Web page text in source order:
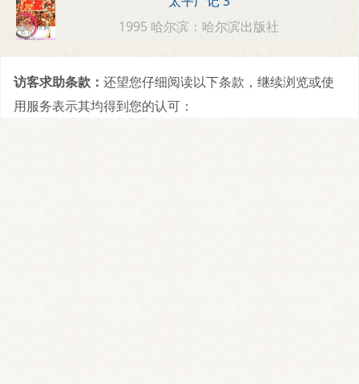
1995 哈尔滨：哈尔滨出版社
访客求助条款： 还望您仔细阅读以下条款，继续浏览或使
用服务表示其均得到您的认可：